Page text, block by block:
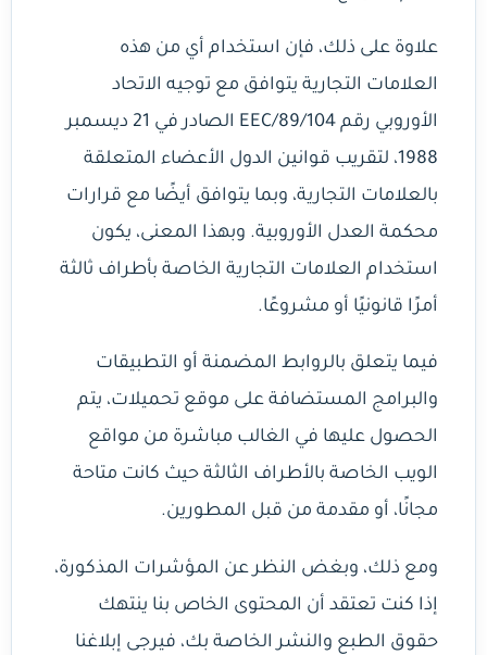
علاوة على ذلك، فإن استخدام أي من هذه
العلامات التجارية يتوافق مع توجيه الاتحاد
الأوروبي رقم 89/104/EEC الصادر في 21 ديسمبر
1988، لتقريب قوانين الدول الأعضاء المتعلقة
بالعلامات التجارية، وبما يتوافق أيضًا مع قرارات
محكمة العدل الأوروبية. وبهذا المعنى، يكون
استخدام العلامات التجارية الخاصة بأطراف ثالثة
أمرًا قانونيًا أو مشروعًا.
فيما يتعلق بالروابط المضمنة أو التطبيقات
والبرامج المستضافة على موقع تحميلات، يتم
الحصول عليها في الغالب مباشرة من مواقع
الويب الخاصة بالأطراف الثالثة حيث كانت متاحة
مجانًا، أو مقدمة من قبل المطورين.
ومع ذلك، وبغض النظر عن المؤشرات المذكورة،
إذا كنت تعتقد أن المحتوى الخاص بنا ينتهك
حقوق الطبع والنشر الخاصة بك، فيرجى إبلاغنا